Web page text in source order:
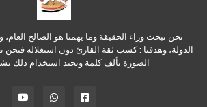
نحن نبحث وراء الحقيقة وما يهمنا هو الصالح
الدولة، وهدفنا : كسب ثقة القارئ دون استغلاله فنحن
الصورة بألف كلمة ونجيد استخدام ذلك